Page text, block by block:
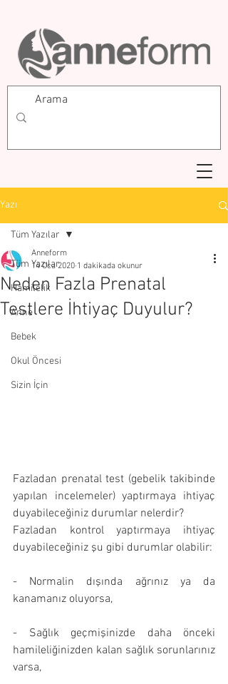
Yazı
Tüm Yazılar
Hamilelik
Anne
Bebek
Okul Öncesi
Sizin İçin
Tüm Yazılar
Neden Fazla Prenatal
Testlere İhtiyaç Duyulur?
Anneform
14 Oca 2020 1 dakikada okunur
Fazladan prenatal test (gebelik takibinde
yapılan incelemeler) yaptırmaya ihtiyaç
duyabileceğiniz durumlar nelerdir?
Fazladan kontrol yaptırmaya ihtiyaç
duyabileceğiniz şu gibi durumlar olabilir:
- Normalin dışında ağrınız ya da
kanamanız oluyorsa,
- Sağlık geçmişinizde daha önceki
hamileliğinizden kalan sağlık sorunlarınız
varsa,